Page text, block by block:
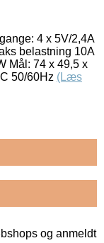
4 x 5V/2,4A
belastning 10A
Mål: 74 x 49,5 x
50/60Hz (Læs
og anmeldt